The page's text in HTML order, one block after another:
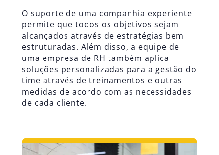
O suporte de uma companhia experiente
permite que todos os objetivos sejam
alcançados através de estratégias bem
estruturadas. Além disso, a equipe de
uma empresa de RH também aplica
soluções personalizadas para a gestão do
time através de treinamentos e outras
medidas de acordo com as necessidades
de cada cliente.